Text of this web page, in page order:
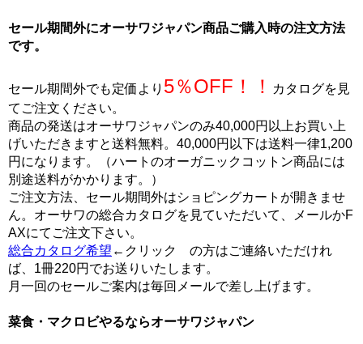
セール期間外にオーサワジャパン商品ご購入時の注文方法
です。
セール期間外でも定価より 5％OFF！！
カタログを見
てご注文ください。
商品の発送はオーサワジャパンのみ40,000円以上お買い上
げいただきますと送料無料。40,000円以下は送料一律1,200
円になります。（ハートのオーガニックコットン商品には
別途送料がかかります。）
ご注文方法、セール期間外はショピングカートが開きませ
ん。オーサワの総合カタログを見ていただいて、メールかF
AXにてご注文下さい。
総合カタログ希望 ←クリック の方はご連絡いただけれ
ば、1冊220円でお送りいたします。
月一回のセールご案内は毎回メールで差し上げます。
菜食・マクロビやるならオーサワジャパン